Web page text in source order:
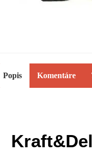
Popis Komentáre